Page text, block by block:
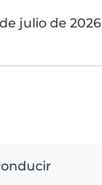
julio de 2026